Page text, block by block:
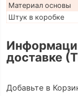
Материал основы
Штук в коробке
доставке
Добавьте в